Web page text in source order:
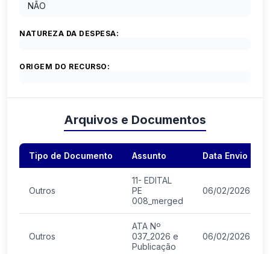
NÃO
NATUREZA DA DESPESA:
ORIGEM DO RECURSO:
Arquivos e Documentos
Tipo de Documento Assunto Data Envio
Outros
11- EDITAL
PE
008_merged
06/02/2026
Outros
ATA Nº
037_2026 e
Publicação
06/02/2026